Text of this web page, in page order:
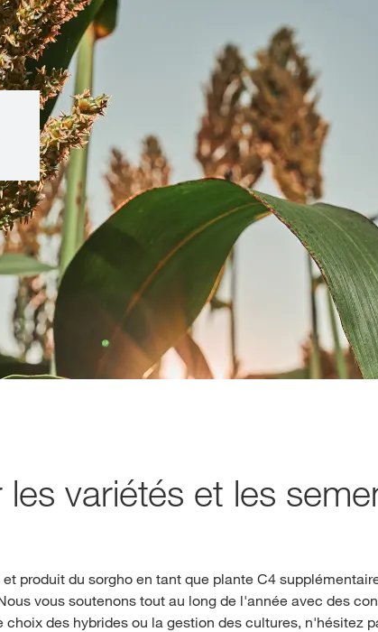
Produits
Qui sommes-nous ?
Contactez-nous
Sujets internationaux
groupe KWS à
kws.com/corp
variétés et les
produit du sorgho en tant que plante C4
vous soutenons tout au long de l'année avec des
des hybrides ou la gestion des cultures, n'hésitez